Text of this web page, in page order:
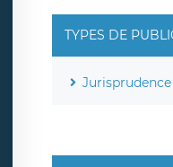
TYPES DE
Jurisprudence